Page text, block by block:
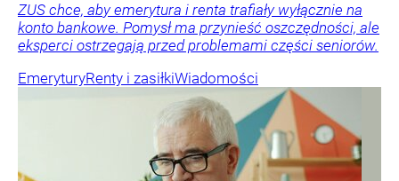
ZUS chce, aby emerytura i renta trafiały wyłącznie na
konto bankowe. Pomysł ma przynieść oszczędności, ale
eksperci ostrzegają przed problemami części seniorów.
EmeryturyRenty i zasiłkiWiadomości